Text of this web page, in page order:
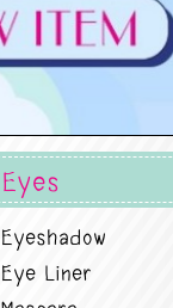
Eyes
Eyeshadow
Eye Liner